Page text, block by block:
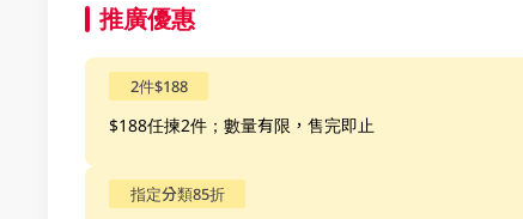
推廣優惠
2件$188
$188任揀2件；數量有限，售完即止
指定分類85折